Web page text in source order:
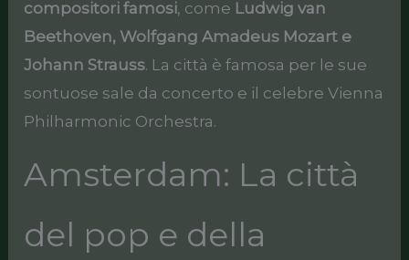
compositori famosi, come Ludwig van
Beethoven, Wolfgang Amadeus Mozart e
Johann Strauss. La città è famosa per le sue
sontuose sale da concerto e il celebre Vienna
Philharmonic Orchestra.
Amsterdam: La città
del pop e della